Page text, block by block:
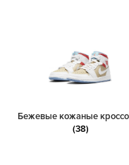
Бежевые кожаные
(38)